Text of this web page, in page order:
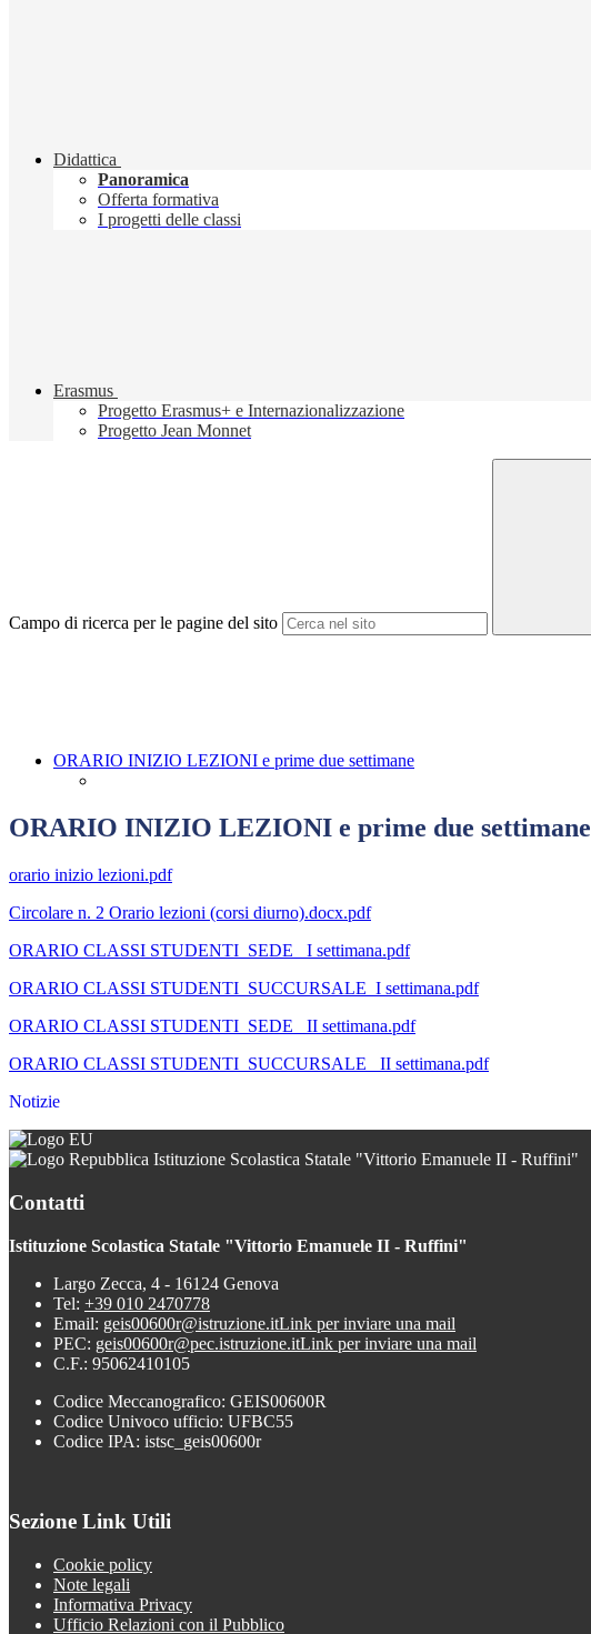
Didattica
Panoramica
Offerta formativa
I progetti delle classi
Erasmus
Progetto Erasmus+ e Internazionalizzazione
Progetto Jean Monnet
Campo di ricerca per le pagine del sito
ORARIO INIZIO LEZIONI e prime due settimane
ORARIO INIZIO LEZIONI e prime due settimane
orario inizio lezioni.pdf
Circolare n. 2 Orario lezioni (corsi diurno).docx.pdf
ORARIO CLASSI STUDENTI_SEDE_ I settimana.pdf
ORARIO CLASSI STUDENTI_SUCCURSALE_I settimana.pdf
ORARIO CLASSI STUDENTI_SEDE_ II settimana.pdf
ORARIO CLASSI STUDENTI_SUCCURSALE_ II settimana.pdf
Notizie
Istituzione Scolastica Statale "Vittorio Emanuele II - Ruffini"
Contatti
Istituzione Scolastica Statale "Vittorio Emanuele II - Ruffini"
Largo Zecca, 4 - 16124 Genova
Tel: +39 010 2470778
Email: geis00600r@istruzione.itLink per inviare una mail
PEC: geis00600r@pec.istruzione.itLink per inviare una mail
C.F.: 95062410105
Codice Meccanografico: GEIS00600R
Codice Univoco ufficio: UFBC55
Codice IPA: istsc_geis00600r
Sezione Link Utili
Cookie policy
Note legali
Informativa Privacy
Ufficio Relazioni con il Pubblico